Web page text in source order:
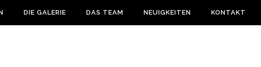
DIE GALERIE DAS TEAM NEUIGKEITEN KONTAKT